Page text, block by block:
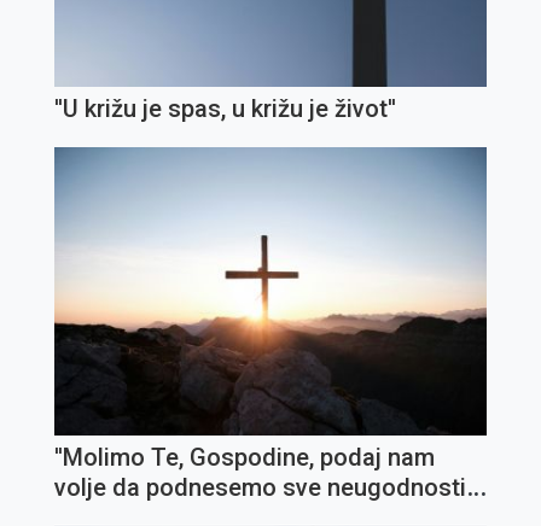
''U križu je spas, u križu je život''
''Molimo Te, Gospodine, podaj nam
volje da podnesemo sve neugodnosti i